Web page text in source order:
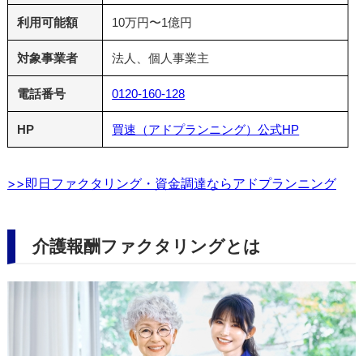
利用可能額 10万円〜1億円
対象事業者 法人、個人事業主
電話番号 0120-160-128
HP 買速（アドプランニング）公式HP
>>即日ファクタリング・資金調達ならアドプランニング
介護報酬ファクタリングとは